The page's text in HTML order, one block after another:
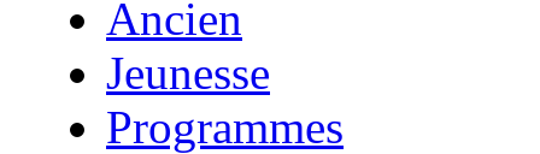
Ancien
Jeunesse
Programmes